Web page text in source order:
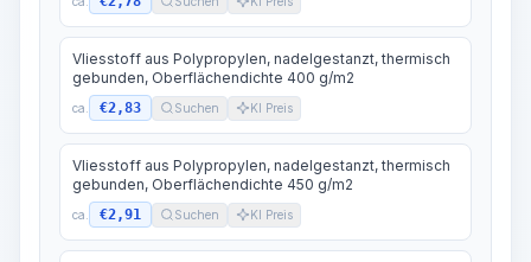
Vliesstoff aus Polypropylen, nadelgestanzt, thermisch
gebunden, Oberflächendichte 400 g/m2
ca. €2,83 Suchen KI Preis
Vliesstoff aus Polypropylen, nadelgestanzt, thermisch
gebunden, Oberflächendichte 450 g/m2
ca. €2,91 Suchen KI Preis